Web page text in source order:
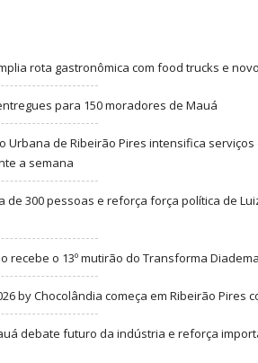
rota gastronômica com food trucks e
para 150 moradores de Mauá
Urbana de Ribeirão Pires intensifica
a semana
de 300 pessoas e reforça força política de
recebe o 13º mutirão do Transforma
by Chocolândia começa em Ribeirão Pires
debate futuro da indústria e reforça